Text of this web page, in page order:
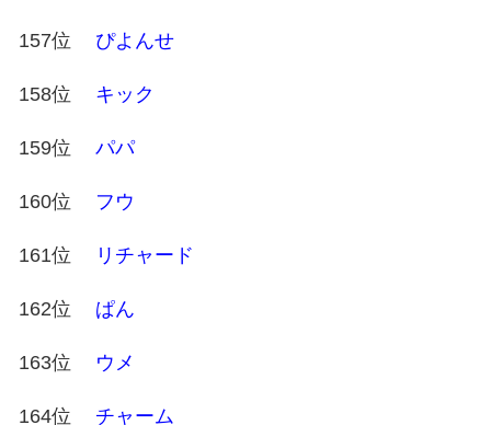
157位 ぴよんせ
158位 キック
159位 パパ
160位 フウ
161位 リチャード
162位 ぱん
163位 ウメ
164位 チャーム